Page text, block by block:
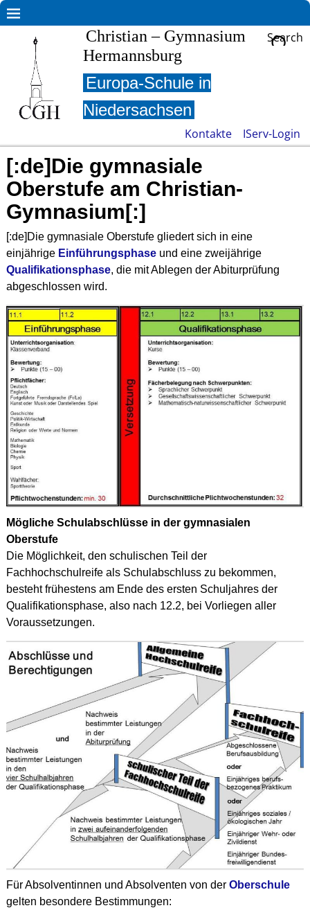
Christian – Gymnasium
Hermannsburg
Search
Europa-Schule in
Niedersachsen
Kontakte IServ-Login
[:de]Die gymnasiale
Oberstufe am Christian-
Gymnasium[:]
[:de]Die gymnasiale Oberstufe gliedert sich in eine
einjährige Einführungsphase und eine zweijährige
Qualifikationsphase, die mit Ablegen der Abiturprüfung
abgeschlossen wird.
Mögliche Schulabschlüsse in der gymnasialen
Oberstufe
Die Möglichkeit, den schulischen Teil der
Fachhochschulreife als Schulabschluss zu bekommen,
besteht frühestens am Ende des ersten Schuljahres der
Qualifikationsphase, also nach 12.2, bei Vorliegen aller
Voraussetzungen.
Für Absolventinnen und Absolventen von der Oberschule
gelten besondere Bestimmungen: